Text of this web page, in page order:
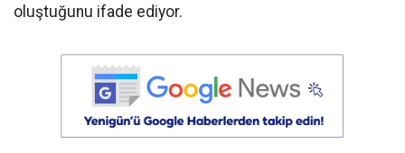
oluştuğunu ifade ediyor.